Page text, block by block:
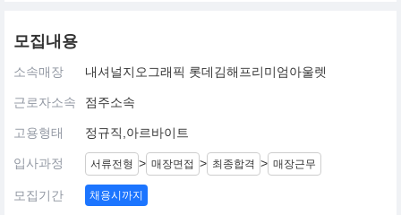
모집내용
소속매장 내셔널지오그래픽 롯데김해프리미엄아울렛
근로자소속 점주소속
고용형태 정규직,아르바이트
입사과정 서류전형 > 매장면접 > 최종합격 > 매장근무
모집기간 채용시까지